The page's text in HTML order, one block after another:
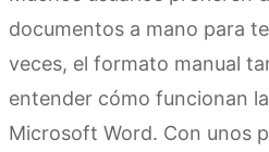
documentos a mano para
veces, el formato manual
entender cómo funcionan
Microsoft Word. Con unos